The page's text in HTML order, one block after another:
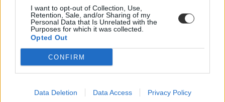
I want to opt-out of Collection, Use,
Retention, Sale, and/or Sharing of my
Personal Data that Is Unrelated with the
Purposes for which it was collected.
Opted Out
CONFIRM
Data Deletion Data Access Privacy Policy
idegen nyelv